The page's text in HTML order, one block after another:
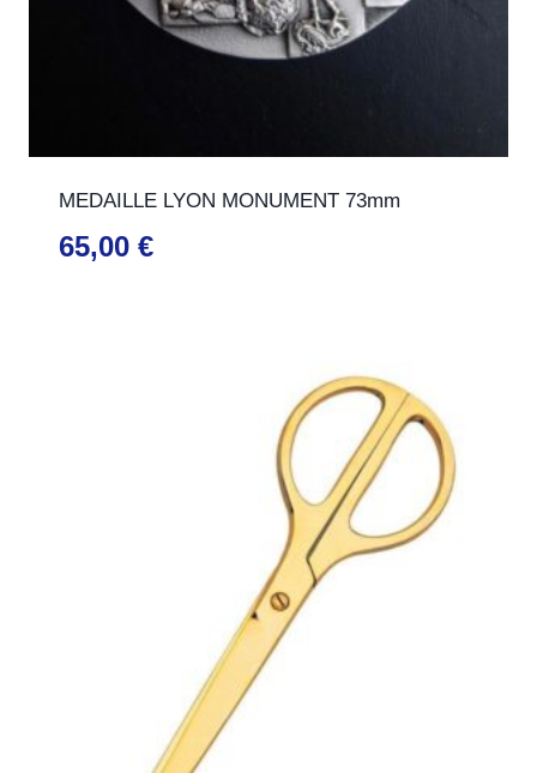
MEDAILLE LYON MONUMENT 73mm
65,00 €